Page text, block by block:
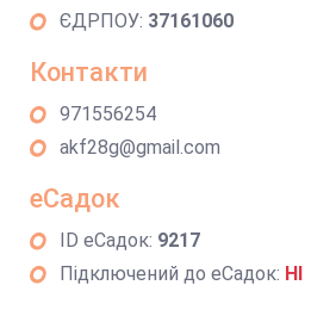
ЄДРПОУ: 37161060
Контакти
971556254
akf28g@gmail.com
еСадок
ID еСадок: 9217
Підключений до еСадок: НІ